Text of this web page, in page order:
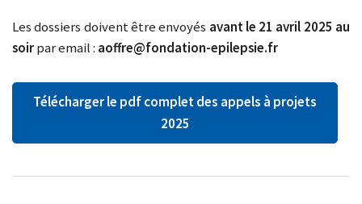
Les dossiers doivent être envoyés avant le 21 avril 2025 au
soirpar email : aoffre@fondation-epilepsie.fr
Télécharger le pdf complet des appels à projets
2025